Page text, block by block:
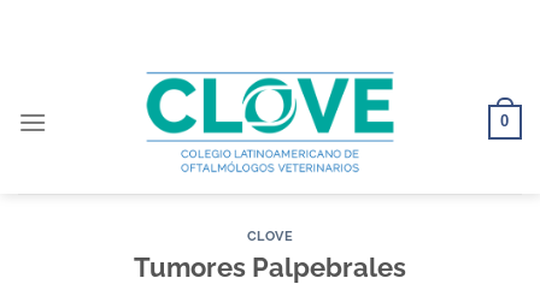
0
CLOVE
Tumores Palpebrales